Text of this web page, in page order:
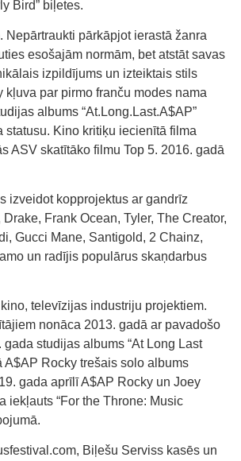
Bird” biļetes.
pārkāpjot ierastā žanra
esošajām normām, bet atstāt savas
izpildījums un izteiktais stils
par pirmo franču modes nama
albums “At.Long.Last.A$AP”
Kino kritiķu iecienītā filma
ASV skatītāko filmu Top 5. 2016. gadā
izveidot kopprojektus ar gandrīz
Frank Ocean, Tyler, The Creator,
Gucci Mane, Santigold, 2 Chainz,
un radījis populārus skaņdarbus
televīzijas industriju projektiem.
nonāca 2013. gadā ar pavadošo
studijas albums “At Long Last
A$AP Rocky trešais solo albums
gada aprīlī A$AP Rocky un Joey
iekļauts “For the Throne: Music
Biļešu Serviss kasēs un